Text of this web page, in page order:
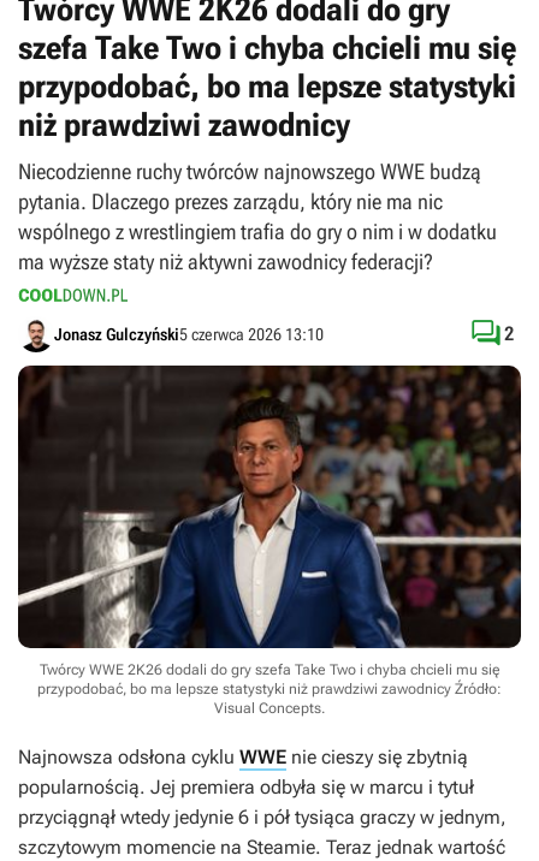
Twórcy WWE 2K26 dodali do gry
szefa Take Two i chyba chcieli mu się
przypodobać, bo ma lepsze statystyki
niż prawdziwi zawodnicy
Niecodzienne ruchy twórców najnowszego WWE budzą
pytania. Dlaczego prezes zarządu, który nie ma nic
wspólnego z wrestlingiem trafia do gry o nim i w dodatku
ma wyższe staty niż aktywni zawodnicy federacji?
Jonasz Gulczyński5 czerwca 2026 13:10 2
Twórcy WWE 2K26 dodali do gry szefa Take Two i chyba chcieli mu się
przypodobać, bo ma lepsze statystyki niż prawdziwi zawodnicy Źródło:
Visual Concepts.
Najnowsza odsłona cyklu WWE nie cieszy się zbytnią
popularnością. Jej premiera odbyła się w marcu i tytuł
przyciągnął wtedy jedynie 6 i pół tysiąca graczy w jednym,
szczytowym momencie na Steamie. Teraz jednak wartość